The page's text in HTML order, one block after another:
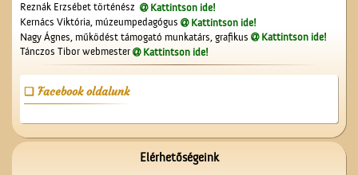
udvarán
Műkedvelő színjátszók
Cegléden
Reznák Erzsébet történész
Kattintson ide!
Kernács Viktória, múzeumpedagógus
Kattintson ide!
Nagy Ágnes, működést támogató munkatárs, grafikus
Kattintson ide!
Tánczos Tibor webmester
Kattintson ide!
Facebook oldalunk
Elérhetőségeink